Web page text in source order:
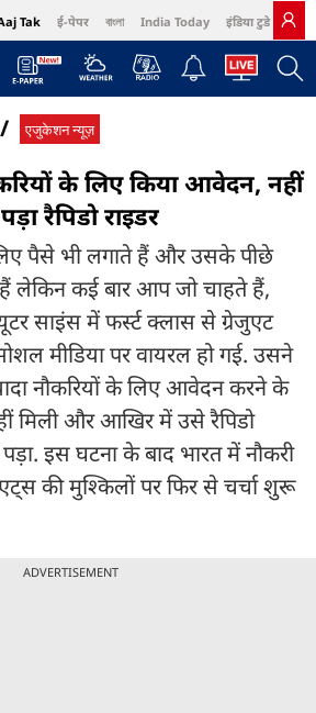
Tak ई-पेपर বাংলা India Today इंडिया टुडे हिंदी
Cosmopolitan Harper's Bazaar Northeast
एजुकेशन न्यूज़
के लिए किया आवेदन, नहीं
रैपिडो राइडर
पैसे भी लगाते हैं और उसके पीछे
लेकिन कई बार आप जो चाहते हैं,
साइंस में फर्स्ट क्लास से ग्रेजुएट
मीडिया पर वायरल हो गई. उसने
नौकरियों के लिए आवेदन करने के
मिली और आखिर में उसे रैपिडो
इस घटना के बाद भारत में नौकरी
की मुश्किलों पर फिर से चर्चा शुरू
ADVERTISEMENT